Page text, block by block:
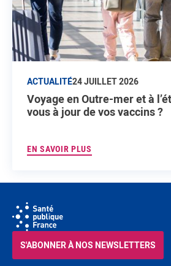
ACTUALITÉ24 JUILLET 2026
Voyage en Outre-mer et à
vous à jour de vos vaccins ?
EN SAVOIR PLUS
S'ABONNER À NOS NEWSLETTERS